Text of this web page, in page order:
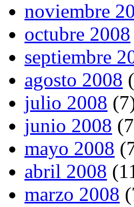
noviembre
octubre 2008
septiembre
agosto 2008
julio 2008
junio 2008
mayo 2008
abril 2008
marzo 2008